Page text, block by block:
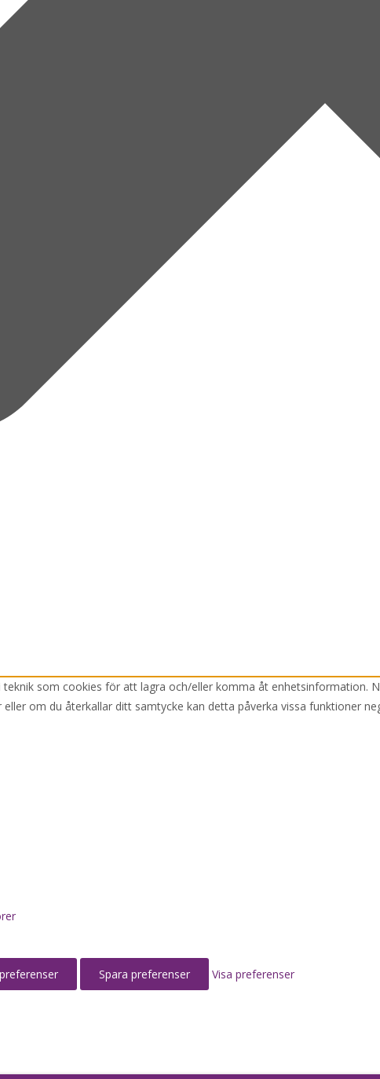
som cookies för att lagra och/eller komma åt enhetsinformation.
om du återkallar ditt samtycke kan detta påverka vissa funktioner
Spara preferenser Visa preferenser